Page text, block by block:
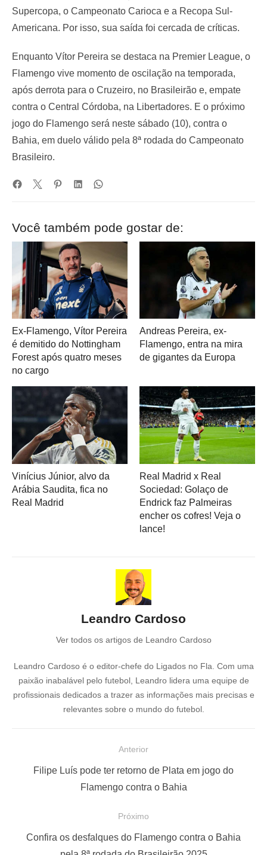
Supercopa, o Campeonato Carioca e a Recopa Sul-
Americana. Por isso, sua saída foi cercada de críticas.
Enquanto Vítor Pereira se destaca na Premier League, o
Flamengo vive momento de oscilação na temporada,
após derrota para o Cruzeiro, no Brasileirão e, empate
contra o Central Córdoba, na Libertadores. E o próximo
jogo do Flamengo será neste sábado (10), contra o
Bahia, em duelo válido pela 8ª rodada do Campeonato
Brasileiro.
Você também pode gostar de:
Ex-Flamengo, Vítor Pereira
é demitido do Nottingham
Forest após quatro meses
no cargo
Andreas Pereira, ex-
Flamengo, entra na mira
de gigantes da Europa
Vinícius Júnior, alvo da
Arábia Saudita, fica no
Real Madrid
Real Madrid x Real
Sociedad: Golaço de
Endrick faz Palmeiras
encher os cofres! Veja o
lance!
Leandro Cardoso
Ver todos os artigos de Leandro Cardoso
Leandro Cardoso é o editor-chefe do Ligados no Fla. Com uma
paixão inabalável pelo futebol, Leandro lidera uma equipe de
profissionais dedicados a trazer as informações mais precisas e
relevantes sobre o mundo do futebol.
Anterior
Filipe Luís pode ter retorno de Plata em jogo do
Flamengo contra o Bahia
Próximo
Confira os desfalques do Flamengo contra o Bahia